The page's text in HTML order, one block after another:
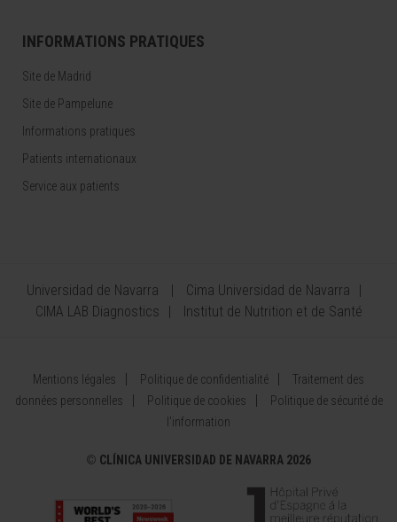
INFORMATIONS PRATIQUES
Site de Madrid
Site de Pampelune
Informations pratiques
Patients internationaux
Service aux patients
Universidad de Navarra
Cima Universidad de Navarra
CIMA LAB Diagnostics
Institut de Nutrition et de Santé
Mentions légales Politique de confidentialité
Traitement des
données personnelles
Politique de cookies
Politique de sécurité de
l’information
© CLÍNICA UNIVERSIDAD DE NAVARRA 2026